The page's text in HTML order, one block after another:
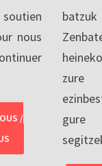
nous
/
gure